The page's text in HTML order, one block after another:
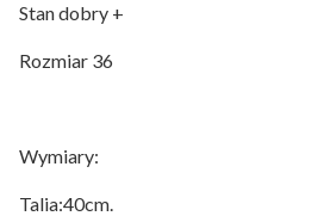
Stan dobry +
Rozmiar 36
Wymiary:
Talia:40cm.